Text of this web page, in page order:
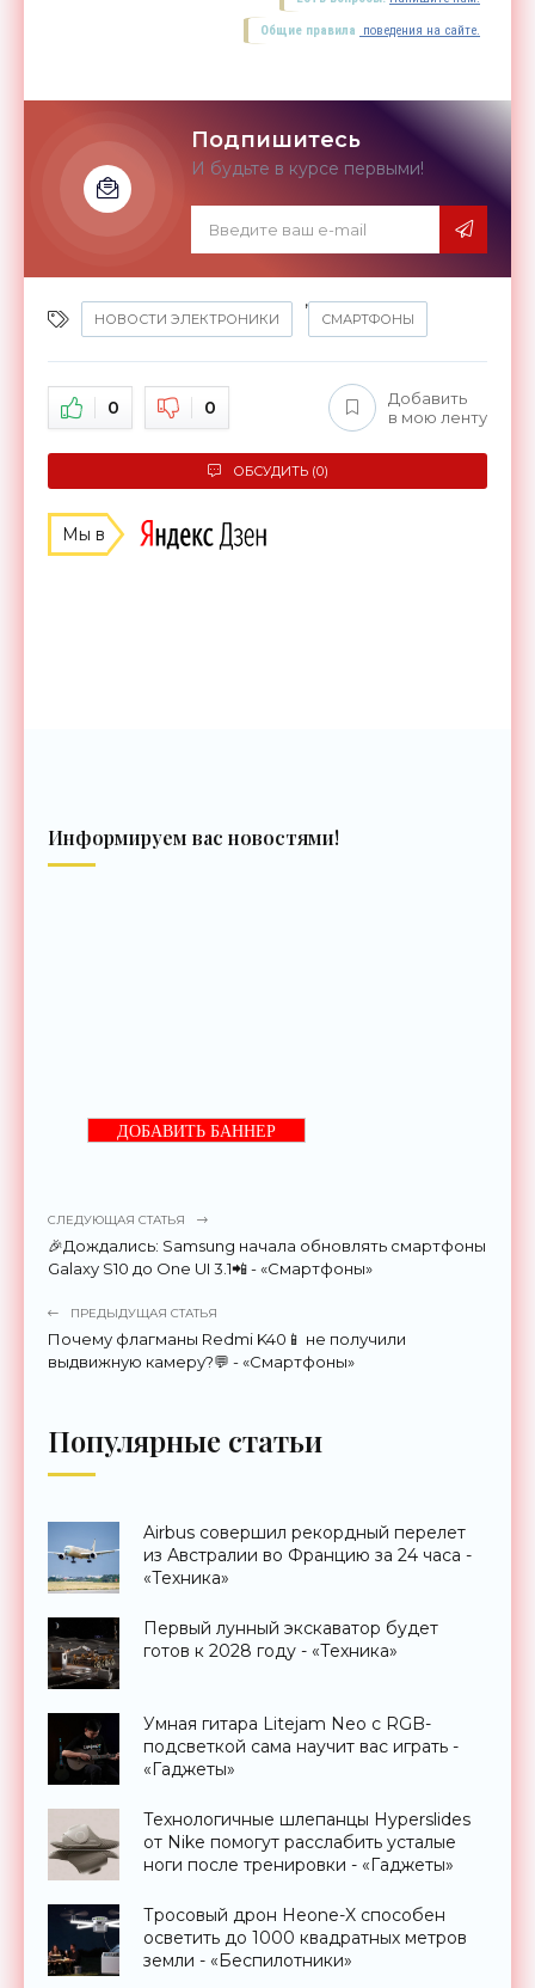
Общие правила поведения на сайте.
Подпишитесь
И будьте в курсе первыми!
НОВОСТИ ЭЛЕКТРОНИКИ
,
СМАРТФОНЫ
0 0
Добавить
в мою ленту
ОБСУДИТЬ (0)
Мы в
Информируем вас новостями!
ДОБАВИТЬ БАННЕР
СЛЕДУЮЩАЯ СТАТЬЯ
🎉Дождались: Samsung начала обновлять смартфоны
Galaxy S10 до One UI 3.1📲 - «Смартфоны»
ПРЕДЫДУЩАЯ СТАТЬЯ
Почему флагманы Redmi K40📱 не получили
выдвижную камеру?💬 - «Смартфоны»
Популярные статьи
Airbus совершил рекордный перелет
из Австралии во Францию за 24 часа -
«Техника»
Первый лунный экскаватор будет
готов к 2028 году - «Техника»
Умная гитара Litejam Neo с RGB-
подсветкой сама научит вас играть -
«Гаджеты»
Технологичные шлепанцы Hyperslides
от Nike помогут расслабить усталые
ноги после тренировки - «Гаджеты»
Тросовый дрон Heone-X способен
осветить до 1000 квадратных метров
земли - «Беспилотники»